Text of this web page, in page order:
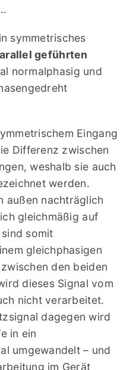
symmetrisches
geführten
normalphasig und
Eingang
Differenz zwischen
weshalb sie auch
werden.
außen nachträglich
gleichmäßig auf
somit
gleichphasigen
den beiden
dieses Signal vom
nicht verarbeitet.
dagegen wird
in ein
umgewandelt – und
im Gerät